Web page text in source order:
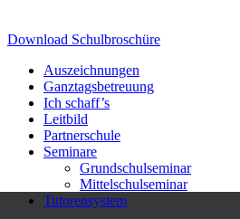
Download Schulbroschüre
Auszeichnungen
Ganztagsbetreuung
Ich schaff’s
Leitbild
Partnerschule
Seminare
Grundschulseminar
Mittelschulseminar
Tutorensystem